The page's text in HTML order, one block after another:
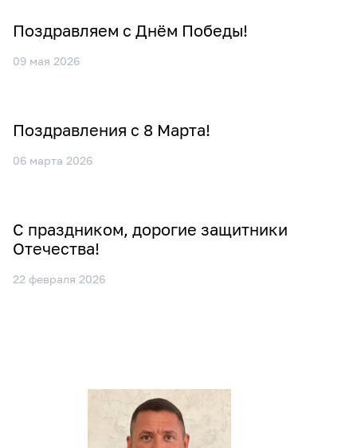
Поздравляем с Днём Победы!
09 мая 2026
Поздравления с 8 Марта!
06 марта 2026
С праздником, дорогие защитники
Отечества!
22 февраля 2026